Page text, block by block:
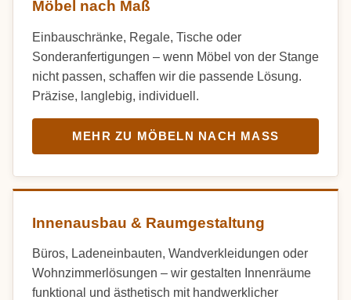
Möbel nach Maß
Einbauschränke, Regale, Tische oder
Sonderanfertigungen – wenn Möbel von der Stange
nicht passen, schaffen wir die passende Lösung.
Präzise, langlebig, individuell.
MEHR ZU MÖBELN NACH MASS
Innenausbau & Raumgestaltung
Büros, Ladeneinbauten, Wandverkleidungen oder
Wohnzimmerlösungen – wir gestalten Innenräume
funktional und ästhetisch mit handwerklicher